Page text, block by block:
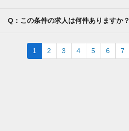
Q：この条件の求人は何件ありますか？
1 2 3 4 5 6 7